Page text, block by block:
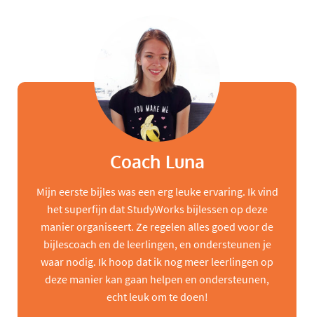
Coach Luna
Mijn eerste bijles was een erg leuke ervaring. Ik vind
het superfijn dat StudyWorks bijlessen op deze
manier organiseert. Ze regelen alles goed voor de
bijlescoach en de leerlingen, en ondersteunen je
waar nodig. Ik hoop dat ik nog meer leerlingen op
deze manier kan gaan helpen en ondersteunen,
echt leuk om te doen!